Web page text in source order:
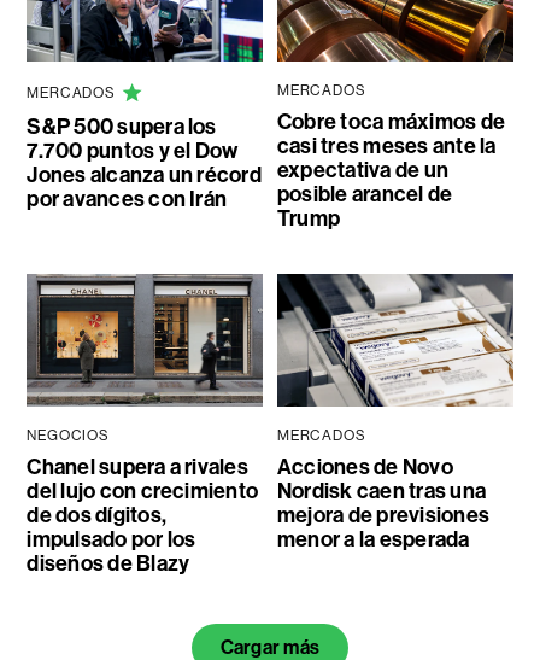
MERCADOS
S&P 500 supera los
7.700 puntos y el Dow
Jones alcanza un récord
por avances con Irán
MERCADOS
Cobre toca máximos de
casi tres meses ante la
expectativa de un
posible arancel de
Trump
NEGOCIOS
Chanel supera a rivales
del lujo con crecimiento
de dos dígitos,
impulsado por los
diseños de Blazy
MERCADOS
Acciones de Novo
Nordisk caen tras una
mejora de previsiones
menor a la esperada
Cargar más